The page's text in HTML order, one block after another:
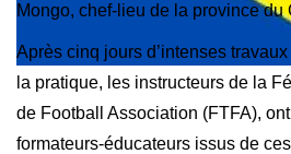
Mongo, chef-lieu de la province du
Après cinq jours d’intenses
la pratique, les instructeurs de la
de Football Association (FTFA),
formateurs-éducateurs issus de